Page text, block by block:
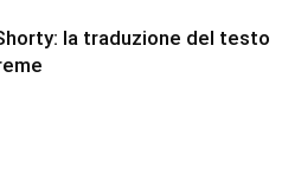
la traduzione del testo